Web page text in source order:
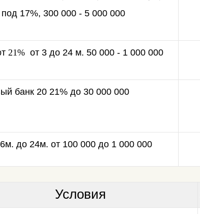
под 17%, 300 000 - 5 000 000
21% от 3 до 24 м. 50 000 - 1 000 000
банк 20 21% до 30 000 000
до 24м. от 100 000 до 1 000 000
Условия